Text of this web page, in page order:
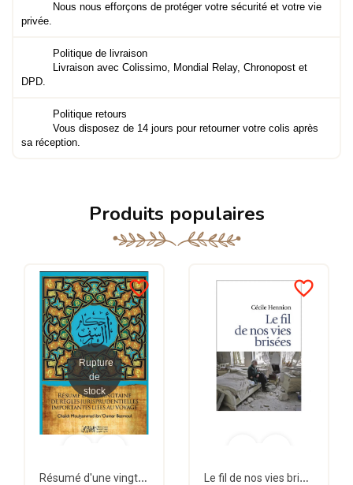
Nous nous efforçons de protéger votre sécurité et votre vie
privée.
Politique de livraison
Livraison avec Colissimo, Mondial Relay, Chronopost et
DPD.
Politique retours
Vous disposez de 14 jours pour retourner votre colis après
sa réception.
Produits populaires
favorite_border
Rupture
de
stock
Résumé d'une vingtaine de règles jurisprudentielles liées au voyage - Bazmoul - Héritage...
favorite_border
Le fil de nos vies brisées - poche - Cécile Hennion - Points